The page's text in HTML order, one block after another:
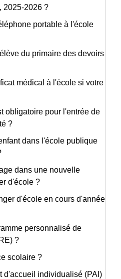
2025-2026 ?
portable à l'école
du primaire des devoirs
médical à l'école si votre
obligatoire pour l'entrée de
?
dans l'école publique
dans une nouvelle
d'école ?
d'école en cours d'année
personnalisé de
?
scolaire ?
d'accueil individualisé (PAI)